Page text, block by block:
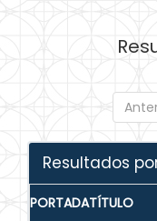
Resultados
PORTADATÍTULO